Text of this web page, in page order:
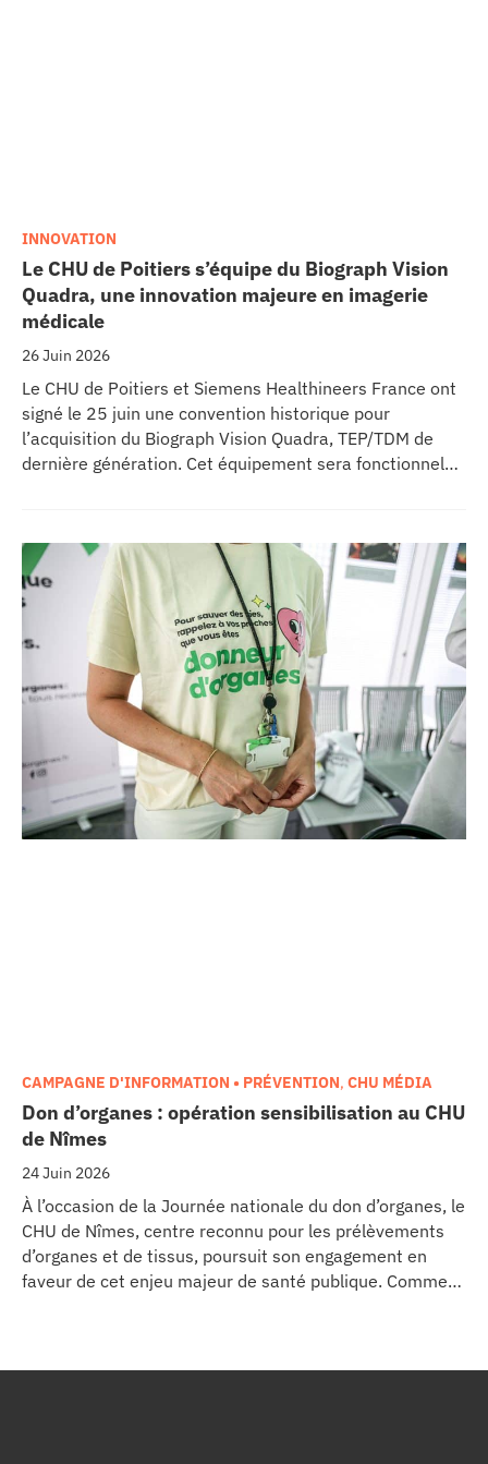
Le CHU de Poitiers s’équipe du Biograph Vision
Quadra, une innovation majeure en imagerie
médicale
26 Juin 2026
INNOVATION
Le CHU de Poitiers et Siemens Healthineers France ont
signé le 25 juin une convention historique pour
l’acquisition du Biograph Vision Quadra, TEP/TDM de
dernière génération. Cet équipement sera fonctionnel
l’excellence clinique et scientifique de l’établissement.
Ce projet représente un investissement de 9,5 millions
d’euros pour l’acquisition et l’installation de
l’équipement au cœur même du pôle régional de
cancérologie.
Don d’organes : opération sensibilisation au CHU
de Nîmes
24 Juin 2026
CAMPAGNE D'INFORMATION • PRÉVENTION, CHU MÉDIA
À l’occasion de la Journée nationale du don d’organes, le
CHU de Nîmes, centre reconnu pour les prélèvements
d’organes et de tissus, poursuit son engagement en
faveur de cet enjeu majeur de santé publique. Comme